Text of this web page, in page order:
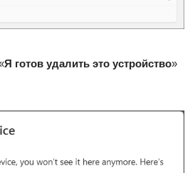
Я готов удалить это устройство»